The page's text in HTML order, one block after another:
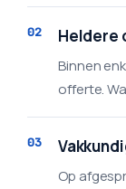
02 Heldere
Binnen
offerte.
03
Op